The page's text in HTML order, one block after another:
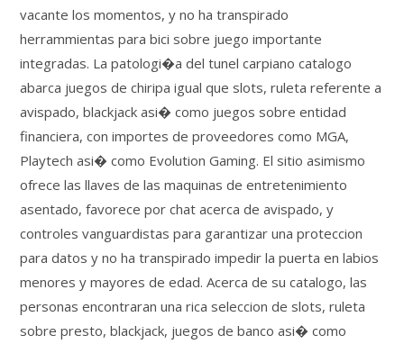
vacante los momentos, y no ha transpirado
herrammientas para bici sobre juego importante
integradas. La patologi�a del tunel carpiano catalogo
abarca juegos de chiripa igual que slots, ruleta referente a
avispado, blackjack asi� como juegos sobre entidad
financiera, con importes de proveedores como MGA,
Playtech asi� como Evolution Gaming. El sitio asimismo
ofrece las llaves de las maquinas de entretenimiento
asentado, favorece por chat acerca de avispado, y
controles vanguardistas para garantizar una proteccion
para datos y no ha transpirado impedir la puerta en labios
menores y mayores de edad. Acerca de su catalogo, las
personas encontraran una rica seleccion de slots, ruleta
sobre presto, blackjack, juegos de banco asi� como